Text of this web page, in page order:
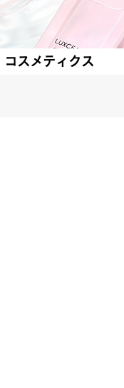
コスメティクス